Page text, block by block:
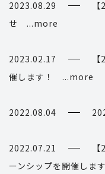
2023.08.29
せ ...more
2023.02.17
催します！ ...more
2022.08.04
2022.07.21
ーンシップを開催し